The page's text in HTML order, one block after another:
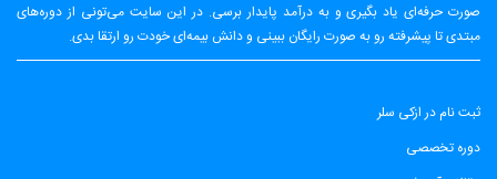
صورت حرفه‌ای یاد بگیری و به درآمد پایدار برسی. در این سایت می‌تونی از دوره‌های
مبتدی تا پیشرفته رو به صورت رایگان ببینی و دانش بیمه‌ای خودت رو ارتقا بدی.
ثبت نام در ازکی سلر
دوره تخصصی